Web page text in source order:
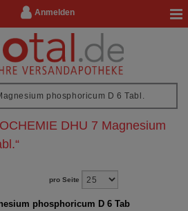
Anmelden
DHU 7 Magnesium
“
pro Seite
phosphoricum D 6 Tab